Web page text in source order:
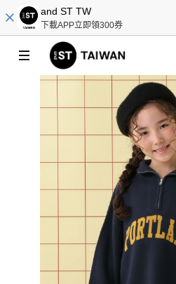
and ST TW
下載APP立即領300券